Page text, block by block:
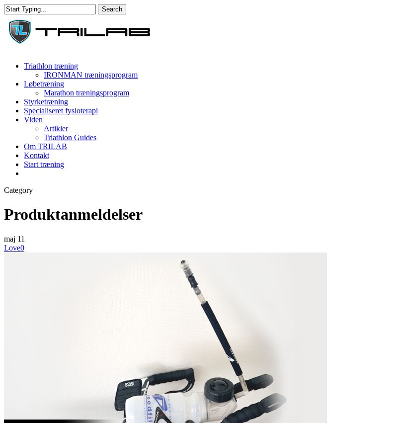
Skip
to
main
content
Search
Close
Search
Menu
Triathlon træning
IRONMAN træningsprogram
Løbetræning
Marathon træningsprogram
Styrketræning
Specialiseret fysioterapi
Viden
Artikler
Triathlon Guides
Om TRILAB
Kontakt
Start træning
Category
Produktanmeldelser
maj 11
Love0